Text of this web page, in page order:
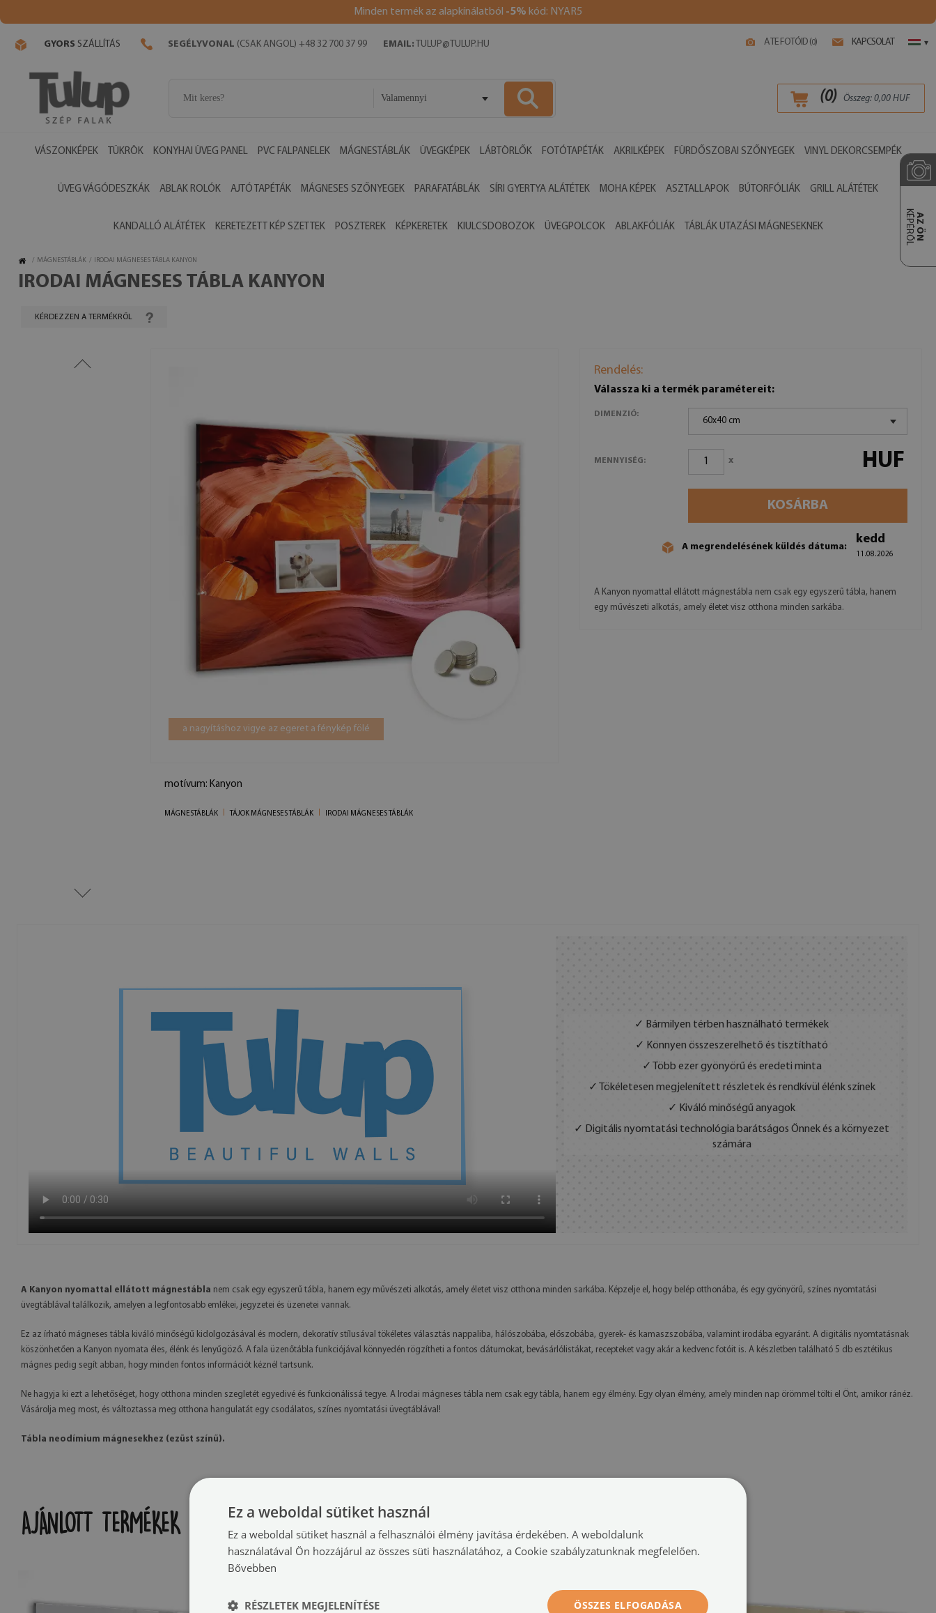
Minden termék az alapkínálatból -5% kód: NYAR5
A TE FOTÓID (0) KAPCSOLAT ▾
GYORS SZÁLLÍTÁS SEGÉLYVONAL (CSAK ANGOL) +48 32 700 37 99 EMAIL: TULUP@TULUP.HU
Valamennyi (0) Összeg: 0,00 HUF
VÁSZONKÉPEK TÜKRÖK KONYHAI ÜVEG PANEL PVC FALPANELEK MÁGNESTÁBLÁK ÜVEGKÉPEK LÁBTÖRLŐK FOTÓTAPÉTÁK AKRILKÉPEK FÜRDŐSZOBAI SZŐNYEGEK VINYL DEKORCSEMPÉK
ÜVEG VÁGÓDESZKÁK ABLAK ROLÓK AJTÓ TAPÉTÁK MÁGNESES SZŐNYEGEK PARAFATÁBLÁK SÍRI GYERTYA ALÁTÉTEK MOHA KÉPEK ASZTALLAPOK BÚTORFÓLIÁK GRILL ALÁTÉTEK
KANDALLÓ ALÁTÉTEK KERETEZETT KÉP SZETTEK POSZTEREK KÉPKERETEK KIULCSDOBOZOK ÜVEGPOLCOK ABLAKFÓLIÁK TÁBLÁK UTAZÁSI MÁGNESEKNEK AZ ÖN
KÉPÉRŐL
/ MÁGNESTÁBLÁK / IRODAI MÁGNESES TÁBLA KANYON
IRODAI MÁGNESES TÁBLA KANYON
KÉRDEZZEN A TERMÉKRŐL
a nagyításhoz vigye az egeret a fénykép fölé
motívum: Kanyon
MÁGNESTÁBLÁK TÁJOK MÁGNESES TÁBLÁK IRODAI MÁGNESES TÁBLÁK
Rendelés:
Válassza ki a termék paramétereit:
DIMENZIÓ:
60x40 cm
MENNYISÉG: x HUF
KOSÁRBA
A megrendelésének küldés dátuma:
kedd
11.08.2026
A Kanyon nyomattal ellátott mágnestábla nem csak egy egyszerű tábla, hanem
egy művészeti alkotás, amely életet visz otthona minden sarkába.
✓ Bármilyen térben használható termékek
✓ Könnyen összeszerelhető és tisztítható
✓ Több ezer gyönyörű és eredeti minta
✓ Tökéletesen megjelenített részletek és rendkívül élénk színek
✓ Kiváló minőségű anyagok
✓ Digitális nyomtatási technológia barátságos Önnek és a környezet
számára
A Kanyon nyomattal ellátott mágnestábla nem csak egy egyszerű tábla, hanem egy művészeti alkotás, amely életet visz otthona minden sarkába. Képzelje el, hogy belép otthonába, és egy gyönyörű, színes nyomtatási
üvegtáblával találkozik, amelyen a legfontosabb emlékei, jegyzetei és üzenetei vannak.
Ez az írható mágneses tábla kiváló minőségű kidolgozásával és modern, dekoratív stílusával tökéletes választás nappaliba, hálószobába, előszobába, gyerek- és kamaszszobába, valamint irodába egyaránt. A digitális nyomtatásnak
köszönhetően a Kanyon nyomata éles, élénk és lenyűgöző. A fala üzenőtábla funkciójával könnyedén rögzítheti a fontos dátumokat, bevásárlólistákat, recepteket vagy akár a kedvenc fotóit is. A készletben található 5 db esztétikus
mágnes pedig segít abban, hogy minden fontos információt kéznél tartsunk.
Ne hagyja ki ezt a lehetőséget, hogy otthona minden szegletét egyedivé és funkcionálissá tegye. A Irodai mágneses tábla nem csak egy tábla, hanem egy élmény. Egy olyan élmény, amely minden nap örömmel tölti el Önt, amikor ránéz.
Vásárolja meg most, és változtassa meg otthona hangulatát egy csodálatos, színes nyomtatási üvegtáblával!
Tábla neodímium mágnesekhez (ezüst színű).
AJÁNLOTT TERMÉKEK
Ez a weboldal sütiket használ
Ez a weboldal sütiket használ a felhasználói élmény javítása érdekében. A weboldalunk
használatával Ön hozzájárul az összes süti használatához, a Cookie szabályzatunknak megfelelően.
Bővebben
ÖSSZES ELFOGADÁSA
RÉSZLETEK MEGJELENÍTÉSE